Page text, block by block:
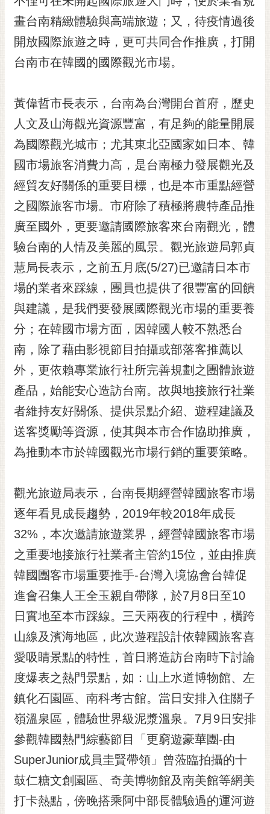
覽
訂
閱
RSS
閱
電
子
報
市
民
信
箱
English
日
本
語
隱
私
權
及
安
全
政
策
網
站
資
開
放
宣
告
市
交
通
置
畫台南精緻體驗與高端旅遊；又，待疫情過後
開放國際旅遊之時，更可共同合作推廣，打開
台南市在韓國的國際觀光市場。
黃偉哲市長表示，台南為台灣開台首府，歷史
人文及山海觀光資源豐富，有足夠的能量開展
為國際觀光城市；尤其東北亞國家如日本、韓
國市場旅客消費力高，是台南極力發展觀光及
經貿友好關係的重要目標，也是本市重點經營
之國際旅客市場。市府除了積極將農特產品推
廣至國外，更要邀請國際旅客來台南觀光，體
驗台南的人情及美麗的風景。觀光旅遊局郭貞
慧局長表示，之前五月底(5/27)已邀請日本市
場的業者來踩線，團員也提供了很豐富的回饋
與建議，是我們要發展國際觀光市場的重要養
分；在韓國市場方面，因韓國人較不熟悉台
南，除了藉由影視節目拍攝或部落客推薦以
外，更依賴專業旅行社所完善規劃之團體旅遊
產品，始能安心造訪台南。故與地接旅行社業
者維持友好關係、提供景點介紹、遊程建議及
送客獎勵等資源，使其與本市合作協助推廣，
為推動本市於韓國觀光市場行銷的重要策略。
觀光旅遊局表示，台南長期經營韓國旅客市場
逐年看見成長趨勢，2019年較2018年成長
32%，本次邀請旅遊業界，經營韓國旅客市場
之重要地接旅行社業者主管約15位，並由推廣
韓國團客市場重要推手-台灣入境協會台韓促
進會召集人王全玉親自帶隊，於7月8日至10
日實地至本市踩線。三天兩夜的行程中，橫跨
山線及濱海地區，此次遊程設計依韓國旅客喜
愛吸睛景點的特性，首日將造訪台南時下討論
度爆表之熱門景點，如：山上水道博物館、左
鎮化石園區、南科考古館。當日安排入住關子
嶺溫泉區，體驗世界級泥漿溫泉。7月9日安排
參觀韓國熱門綜藝節目「更窮遊豪華團-由
SuperJunior成員圭賢帶領」曾蒞臨拍攝的十
鼓仁糖文創園區、奇美博物館及南美館等網美
打卡熱點，傍晚搭乘阿中部長體驗過的運河遊